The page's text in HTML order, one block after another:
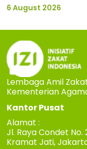
6 August 2026
Lembaga Amil
Kementerian
Kantor Pusat
Alamat :
Jl. Raya Condet
Kramat Jati,